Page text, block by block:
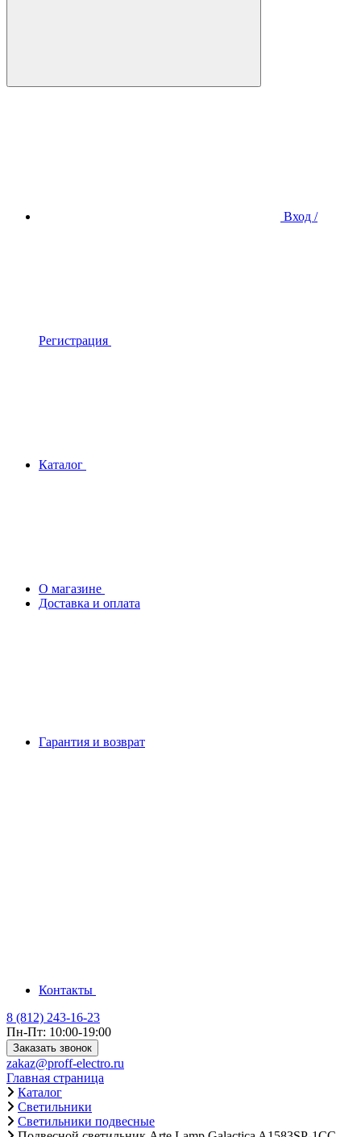
Вход /
Регистрация
Каталог
О магазине
Доставка и оплата
Гарантия и возврат
Контакты
8 (812) 243-16-23
Пн-Пт: 10:00-19:00
Заказать звонок
zakaz@proff-electro.ru
Главная страница
Каталог
Светильники
Светильники подвесные